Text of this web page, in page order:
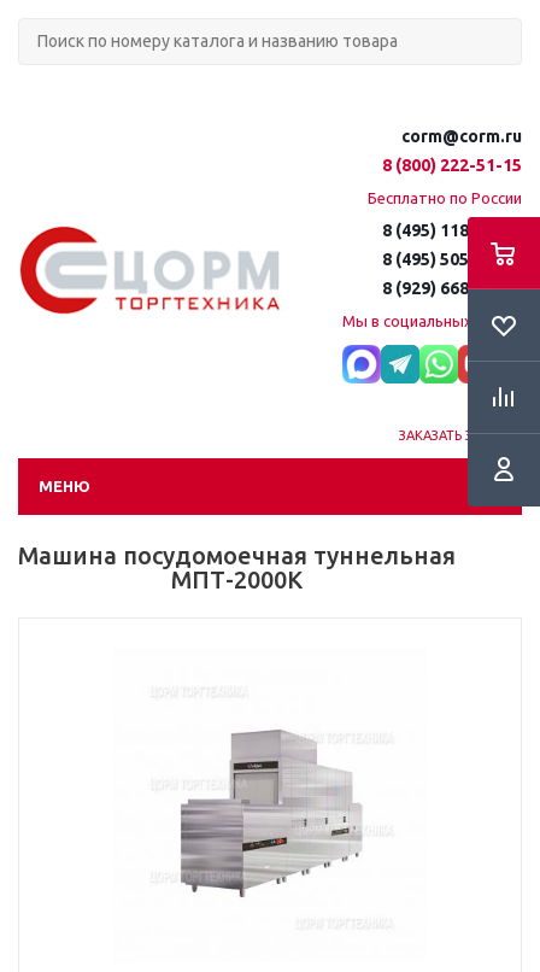
corm@corm.ru
8 (800) 222-51-15
Бесплатно по России
8 (495) 118-61-16
8 (495) 505-51-15
8 (929) 668-95-35
Мы в социальных сетях:
ЗАКАЗАТЬ ЗВОНОК
МЕНЮ
Машина посудомоечная туннельная
МПТ-2000К